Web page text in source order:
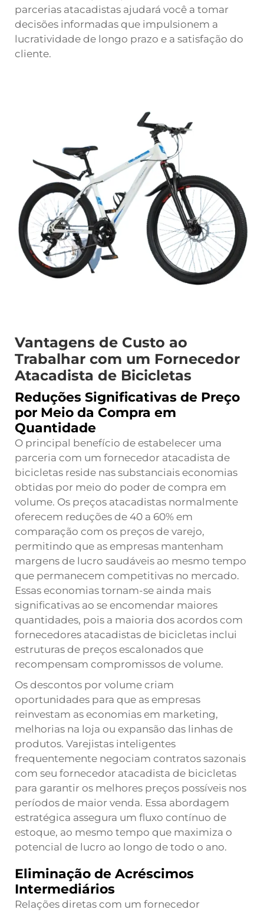
parcerias atacadistas ajudará você a tomar
decisões informadas que impulsionem a
lucratividade de longo prazo e a satisfação do
cliente.
Vantagens de Custo ao
Trabalhar com um Fornecedor
Atacadista de Bicicletas
Reduções Significativas de Preço
por Meio da Compra em
Quantidade
O principal benefício de estabelecer uma
parceria com um fornecedor atacadista de
bicicletas reside nas substanciais economias
obtidas por meio do poder de compra em
volume. Os preços atacadistas normalmente
oferecem reduções de 40 a 60% em
comparação com os preços de varejo,
permitindo que as empresas mantenham
margens de lucro saudáveis ao mesmo tempo
que permanecem competitivas no mercado.
Essas economias tornam-se ainda mais
significativas ao se encomendar maiores
quantidades, pois a maioria dos acordos com
fornecedores atacadistas de bicicletas inclui
estruturas de preços escalonados que
recompensam compromissos de volume.
Os descontos por volume criam
oportunidades para que as empresas
reinvestam as economias em marketing,
melhorias na loja ou expansão das linhas de
produtos. Varejistas inteligentes
frequentemente negociam contratos sazonais
com seu fornecedor atacadista de bicicletas
para garantir os melhores preços possíveis nos
períodos de maior venda. Essa abordagem
estratégica assegura um fluxo contínuo de
estoque, ao mesmo tempo que maximiza o
potencial de lucro ao longo de todo o ano.
Eliminação de Acréscimos
Intermediários
Relações diretas com um fornecedor